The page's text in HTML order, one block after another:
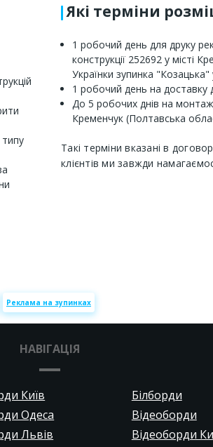
Які терміни
1 робочий день для друку
конструкції 252692 у місті
Українки зупинка "Козацька"
1 робочий день на доставку
До 5 робочих днів на монтаж
Кременчук (Полтавська
Такі терміни вказані в
клієнтів ми завжди
Реклама на зупинках
НАВІГАЦІЯ
Львів
Білборди
Відеоборди
Відеоборди
Київ
Одеса